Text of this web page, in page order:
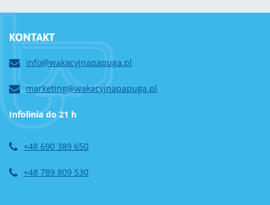
KONTAKT
info@wakacyjnapapuga.pl
marketing@wakacyjnapapuga.pl
Infolinia do 21 h
+48 690 389 650
+48 789 809 530